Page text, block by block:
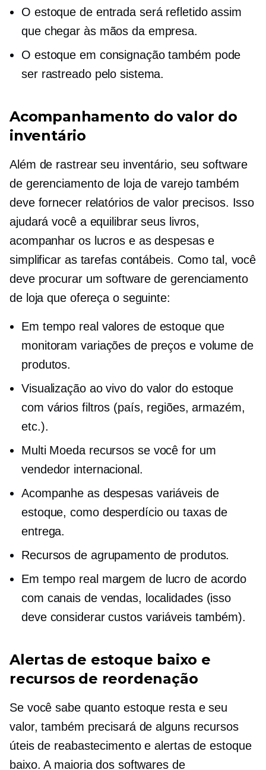
O estoque de entrada será refletido assim
que chegar às mãos da empresa.
O estoque em consignação também pode
ser rastreado pelo sistema.
Acompanhamento do valor do
inventário
Além de rastrear seu inventário, seu software
de gerenciamento de loja de varejo também
deve fornecer relatórios de valor precisos. Isso
ajudará você a equilibrar seus livros,
acompanhar os lucros e as despesas e
simplificar as tarefas contábeis. Como tal, você
deve procurar um software de gerenciamento
de loja que ofereça o seguinte:
Em tempo real valores de estoque que
monitoram variações de preços e volume de
produtos.
Visualização ao vivo do valor do estoque
com vários filtros (país, regiões, armazém,
etc.).
Multi Moedarecursos se você for um
vendedor internacional.
Acompanhe as despesas variáveis ​​de
estoque, como desperdício ou taxas de
entrega.
Recursos de agrupamento de produtos.
Em tempo real margem de lucro de acordo
com canais de vendas, localidades (isso
deve considerar custos variáveis ​​também).
Alertas de estoque baixo e
recursos de reordenação
Se você sabe quanto estoque resta e seu
valor, também precisará de alguns recursos
úteis de reabastecimento e alertas de estoque
baixo. A maioria dos softwares de